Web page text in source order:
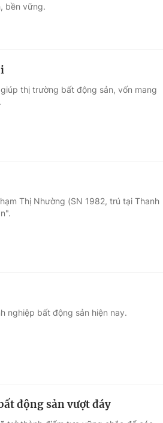
bền vững.
thị trường bất động sản, vốn mang
Thị Nhường (SN 1982, trú tại Thanh
nghiệp bất động sản hiện nay.
động sản vượt đáy